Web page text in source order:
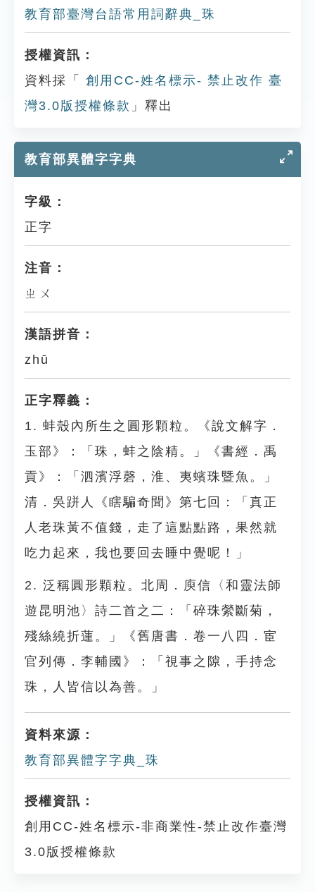
教育部臺灣台語常用詞辭典_珠
授權資訊：
資料採「
創用CC-姓名標示- 禁止改作 臺
灣3.0版授權條款 」釋出
教育部異體字字典
字級：
正字
注音：
ㄓㄨ
漢語拼音：
zhū
正字釋義：
1. 蚌殼內所生之圓形顆粒。《說文解字．
玉部》：「珠，蚌之陰精。」《書經．禹
貢》：「泗濱浮磬，淮、夷蠙珠暨魚。」
清．吳跰人《瞎騙奇聞》第七回：「真正
人老珠黃不值錢，走了這點點路，果然就
吃力起來，我也要回去睡中覺呢！」
2. 泛稱圓形顆粒。北周．庾信〈和靈法師
遊昆明池〉詩二首之二：「碎珠縈斷菊，
殘絲繞折蓮。」《舊唐書．卷一八四．宦
官列傳．李輔國》：「視事之隙，手持念
珠，人皆信以為善。」
資料來源：
教育部異體字字典_珠
授權資訊：
創用CC-姓名標示-非商業性-禁止改作臺灣
3.0版授權條款